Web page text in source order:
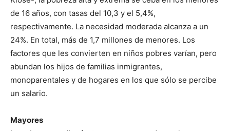
de 16 años, con tasas del 10,3 y el 5,4%,
respectivamente. La necesidad moderada alcanza a un
24%. En total, más de 1,7 millones de menores. Los
factores que les convierten en niños pobres varían, pero
abundan los hijos de familias inmigrantes,
monoparentales y de hogares en los que sólo se percibe
un salario.
Mayores